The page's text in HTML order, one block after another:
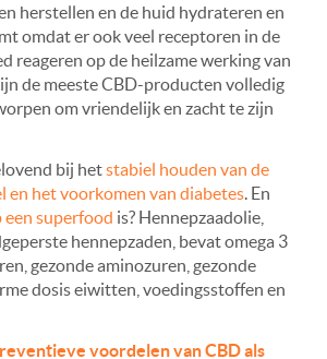
herstellen en de huid hydrateren en
omdat er ook veel receptoren in de
reageren op de heilzame werking van
de meeste CBD-producten volledig
om vriendelijk en zacht te zijn
bij hetstabiel houden van de
en het voorkomen van diabetes. En
een superfood is? Hennepzaadolie,
hennepzaden, bevat omega 3
gezonde aminozuren, gezonde
dosis eiwitten, voedingsstoffen en
voordelen van CBD als